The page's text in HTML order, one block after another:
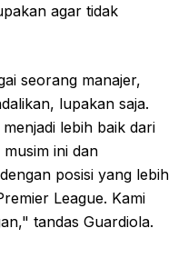
agar tidak
seorang manajer,
lupakan saja.
lebih baik dari
ini dan
posisi yang lebih
League. Kami
tandas Guardiola.